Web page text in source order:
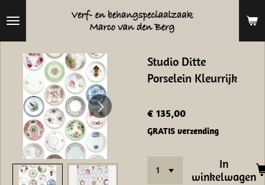
hoofdinhoud
Studio Ditte
Porselein Kleurrijk
€ 135,00
GRATIS verzending
In
winkelwagen